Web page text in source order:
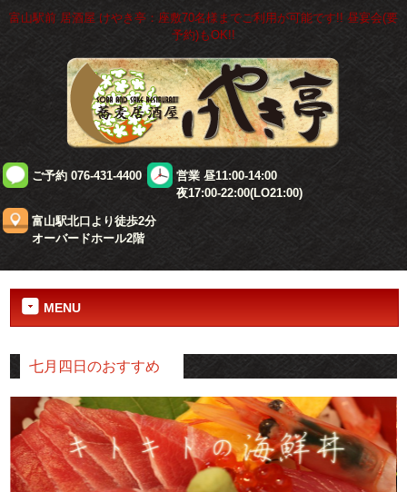
富山駅前 居酒屋 けやき亭：座敷70名様までご利用が可能です!! 昼宴会(要
予約)もOK!!
ご予約 076-431-4400
営業 昼11:00-14:00
夜17:00-22:00(LO21:00)
富山駅北口より徒歩2分
オーバードホール2階
MENU
七月四日のおすすめ